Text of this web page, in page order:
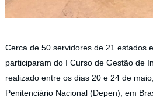
Cerca de 50 servidores de 21 estados
participaram do I Curso de Gestão de
realizado entre os dias 20 e 24 de
Penitenciário Nacional (Depen), em